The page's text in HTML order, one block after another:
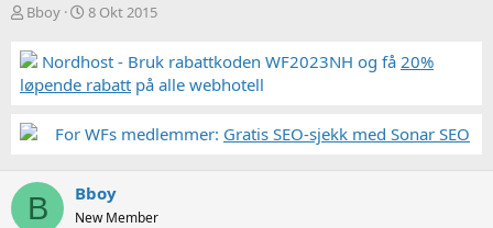
T
å
d
s
a
e
Bboy
S
r
t
a
8 Okt 2015
Nordhost - Bruk rabattkoden WF2023NH og få 20%
løpende rabatt på alle webhotell
For WFs medlemmer: Gratis SEO-sjekk med Sonar SEO
B Bboy
New Member